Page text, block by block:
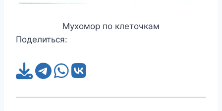
Мухомор по клеточкам
Поделиться: